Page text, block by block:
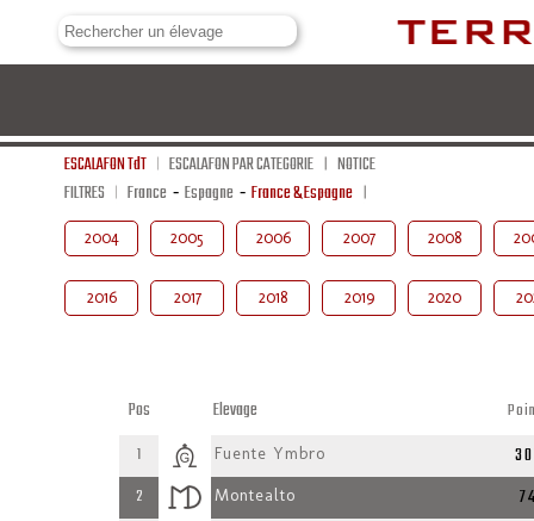
ESCALAFON TdT ESCALAFON PAR CATEGORIE
NOTICE
FILTRES
France - Espagne - France & Espagne
2004 2005 2006 2007 2008
2016 2017 2018 2019 2020
Pos Elevage
1
Fuente Ymbro
2 Montealto